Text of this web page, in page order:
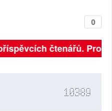
0
čtenářů.
10389